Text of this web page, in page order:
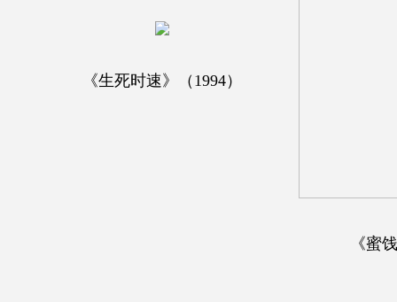
《生死时速》（1994）
《蜜